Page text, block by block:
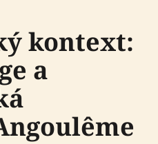
kontext:
a